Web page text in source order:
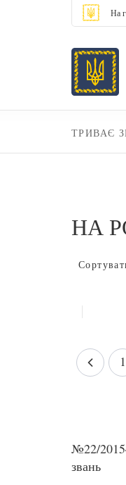
На
ТРИВАЄ
НА
1
№22/
звань